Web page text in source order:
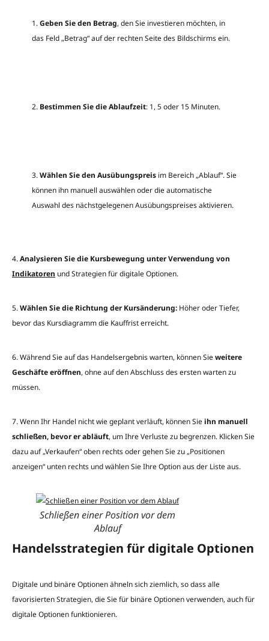
1.Geben Sie den Betrag, den Sie investieren möchten, in
das Feld „Betrag“ auf der rechten Seite des Bildschirms ein.
2. Bestimmen Sie die Ablaufzeit: 1, 5 oder 15 Minuten.
3.Wählen Sie den Ausübungspreisim Bereich „Ablauf“. Sie
können ihn manuell auswählen oder die automatische
Auswahl des nächstgelegenen Ausübungspreises aktivieren.
4.Analysieren Sie die Kursbewegung unter Verwendung von
Indikatoren und Strategien für digitale Optionen.
5.Wählen Sie die Richtung der Kursänderung: Höher oder Tiefer,
bevor das Kursdiagramm die Kauffrist erreicht.
6. Während Sie auf das Handelsergebnis warten, können Sieweitere
Geschäfte eröffnen, ohne auf den Abschluss des ersten warten zu
müssen.
7. Wenn Ihr Handel nicht wie geplant verläuft, können Sieihn manuell
schließen, bevor er abläuft, um Ihre Verluste zu begrenzen. Klicken Sie
dazu auf „Verkaufen“ oben rechts oder gehen Sie zu „Positionen
anzeigen“ unten rechts und wählen Sie Ihre Option aus der Liste aus.
Schließen einer Position vor dem
Ablauf
Handelsstrategien für digitale Optionen
Digitale und binäre Optionen ähneln sich ziemlich, so dass alle
favorisierten Strategien, die Sie für binäre Optionen verwenden, auch für
digitale Optionen funktionieren.